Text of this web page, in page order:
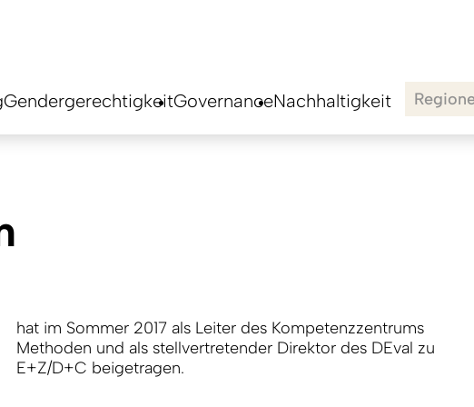
GendergerechtigkeitGovernanceNachhaltigkeit
hat im Sommer 2017 als Leiter des Kompetenzzentrums
Methoden und als stellvertretender Direktor des DEval zu
E+Z/D+C beigetragen.